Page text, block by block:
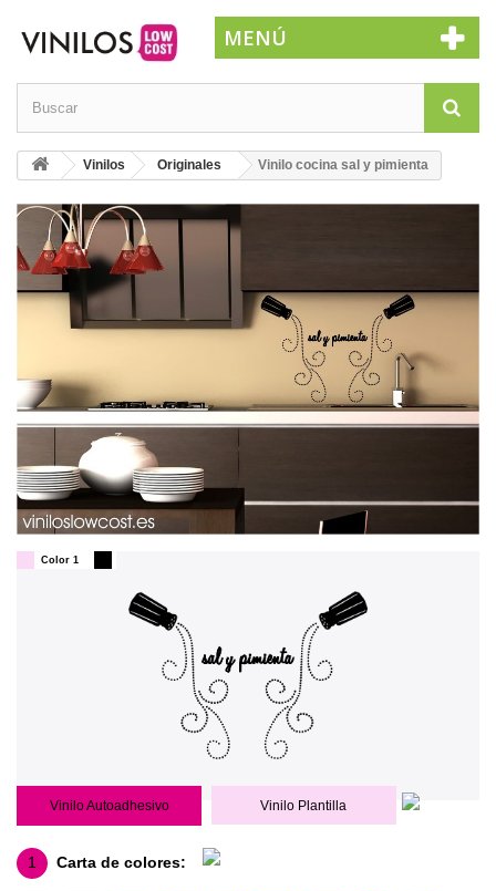
MENÚ
Vinilos Originales Vinilo cocina sal y pimienta
Color 1
Vinilo Autoadhesivo Vinilo Plantilla
1 Carta de colores: